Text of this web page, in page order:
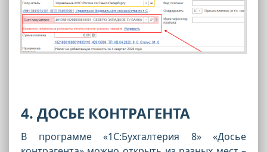
4. ДОСЬЕ КОНТРАГЕНТА
В программе «1С:Бухгалтерия 8» «Досье